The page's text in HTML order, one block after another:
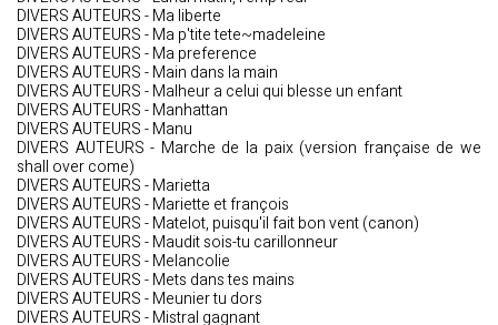
DIVERS AUTEURS - Ma liberte
DIVERS AUTEURS - Ma p'tite tete~madeleine
DIVERS AUTEURS - Ma preference
DIVERS AUTEURS - Main dans la main
DIVERS AUTEURS - Malheur a celui qui blesse un enfant
DIVERS AUTEURS - Manhattan
DIVERS AUTEURS - Manu
DIVERS AUTEURS - Marche de la paix (version française de we
shall over come)
DIVERS AUTEURS - Marietta
DIVERS AUTEURS - Mariette et françois
DIVERS AUTEURS - Matelot, puisqu'il fait bon vent (canon)
DIVERS AUTEURS - Maudit sois-tu carillonneur
DIVERS AUTEURS - Melancolie
DIVERS AUTEURS - Mets dans tes mains
DIVERS AUTEURS - Meunier tu dors
DIVERS AUTEURS - Mistral gagnant